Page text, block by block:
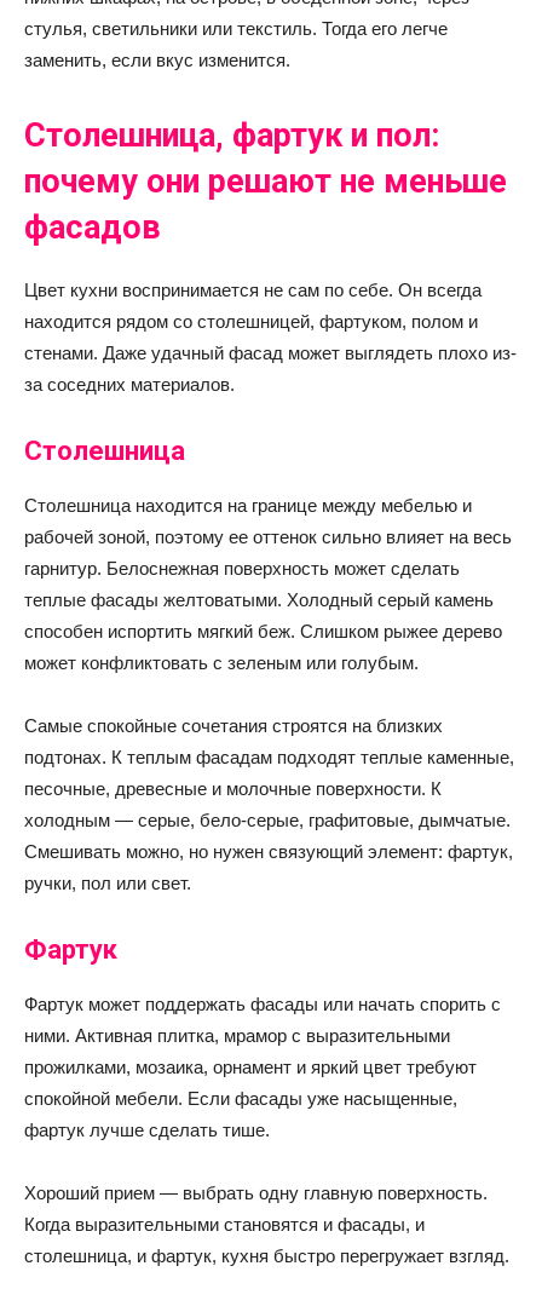
стулья, светильники или текстиль. Тогда его легче
заменить, если вкус изменится.
Столешница, фартук и пол:
почему они решают не меньше
фасадов
Цвет кухни воспринимается не сам по себе. Он всегда
находится рядом со столешницей, фартуком, полом и
стенами. Даже удачный фасад может выглядеть плохо из-
за соседних материалов.
Столешница
Столешница находится на границе между мебелью и
рабочей зоной, поэтому ее оттенок сильно влияет на весь
гарнитур. Белоснежная поверхность может сделать
теплые фасады желтоватыми. Холодный серый камень
способен испортить мягкий беж. Слишком рыжее дерево
может конфликтовать с зеленым или голубым.
Самые спокойные сочетания строятся на близких
подтонах. К теплым фасадам подходят теплые каменные,
песочные, древесные и молочные поверхности. К
холодным — серые, бело-серые, графитовые, дымчатые.
Смешивать можно, но нужен связующий элемент: фартук,
ручки, пол или свет.
Фартук
Фартук может поддержать фасады или начать спорить с
ними. Активная плитка, мрамор с выразительными
прожилками, мозаика, орнамент и яркий цвет требуют
спокойной мебели. Если фасады уже насыщенные,
фартук лучше сделать тише.
Хороший прием — выбрать одну главную поверхность.
Когда выразительными становятся и фасады, и
столешница, и фартук, кухня быстро перегружает взгляд.